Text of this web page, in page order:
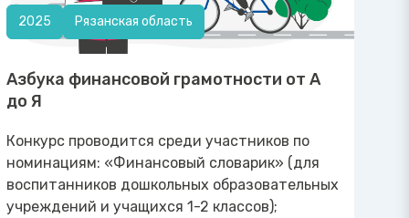
2025 Рязанская область
Азбука финансовой грамотности от А
до Я
Конкурс проводится среди участников по
номинациям: «Финансовый словарик» (для
воспитанников дошкольных образовательных
учреждений и учащихся 1-2 классов);